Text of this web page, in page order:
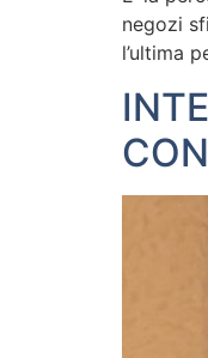
negozi
l’ultima